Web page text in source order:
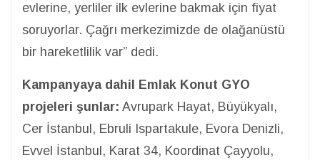
evlerine, yerliler ilk evlerine bakmak için fiyat
soruyorlar. Çağrı merkezimizde de olağanüstü
bir hareketlilik var” dedi.
Kampanyaya dahil Emlak Konut GYO
projeleri şunlar: Avrupark Hayat, Büyükyalı,
Cer İstanbul, Ebruli Ispartakule, Evora Denizli,
Evvel İstanbul, Karat 34, Koordinat Çayyolu,